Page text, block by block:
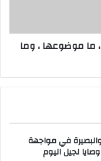
ما موضوعها ، وما
في مواجهة
لجيل اليوم